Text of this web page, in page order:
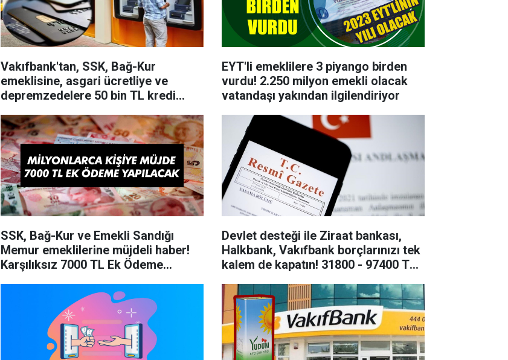
Vakıfbank'tan, SSK, Bağ-Kur
emeklisine, asgari ücretliye ve
depremzedelere 50 bin TL kredi
EYT'li emeklilere 3 piyango birden
vurdu! 2.250 milyon emekli olacak
vatandaşı yakından ilgilendiriyor
SSK, Bağ-Kur ve Emekli Sandığı
Memur emeklilerine müjdeli haber!
Karşılıksız 7000 TL Ek Ödeme
Devlet desteği ile Ziraat bankası,
Halkbank, Vakıfbank borçlarınızı tek
kalem de kapatın! 31800 - 97400 TL